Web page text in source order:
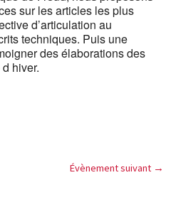
sur les articles les plus
d’articulation au
techniques. Puis une
des élaborations des
hiver.
Évènement suivant →